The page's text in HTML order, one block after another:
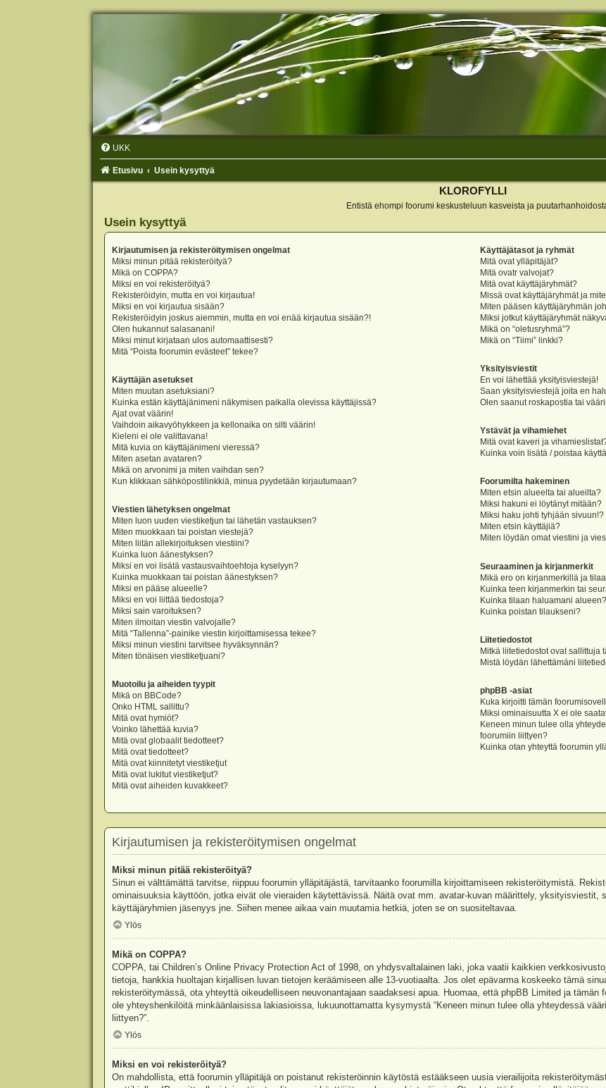
UKK
Etusivu Usein kysyttyä
KLOROFYLLI
Entistä ehompi foorumi keskusteluun kasveista ja
Usein kysyttyä
Kirjautumisen ja rekisteröitymisen ongelmat
Miksi minun pitää rekisteröityä?
Mikä on COPPA?
Miksi en voi rekisteröityä?
Rekisteröidyin, mutta en voi kirjautua!
Miksi en voi kirjautua sisään?
Rekisteröidyin joskus aiemmin, mutta en voi enää kirjautua sisään?!
Olen hukannut salasanani!
Miksi minut kirjataan ulos automaattisesti?
Mitä “Poista foorumin evästeet” tekee?
Käyttäjän asetukset
Miten muutan asetuksiani?
Kuinka estän käyttäjänimeni näkymisen paikalla olevissa käyttäjissä?
Ajat ovat väärin!
Vaihdoin aikavyöhykkeen ja kellonaika on silti väärin!
Kieleni ei ole valittavana!
Mitä kuvia on käyttäjänimeni vieressä?
Miten asetan avataren?
Mikä on arvonimi ja miten vaihdan sen?
Kun klikkaan sähköpostilinkkiä, minua pyydetään kirjautumaan?
Viestien lähetyksen ongelmat
Miten luon uuden viestiketjun tai lähetän vastauksen?
Miten muokkaan tai poistan viestejä?
Miten liitän allekirjoituksen viestiini?
Kuinka luon äänestyksen?
Miksi en voi lisätä vastausvaihtoehtoja kyselyyn?
Kuinka muokkaan tai poistan äänestyksen?
Miksi en pääse alueelle?
Miksi en voi liittää tiedostoja?
Miksi sain varoituksen?
Miten ilmoitan viestin valvojalle?
Mitä “Tallenna”-painike viestin kirjoittamisessa tekee?
Miksi minun viestini tarvitsee hyväksynnän?
Miten tönäisen viestiketjuani?
Muotoilu ja aiheiden tyypit
Mikä on BBCode?
Onko HTML sallittu?
Mitä ovat hymiöt?
Voinko lähettää kuvia?
Mitä ovat globaalit tiedotteet?
Mitä ovat tiedotteet?
Mitä ovat kiinnitetyt viestiketjut
Mitä ovat lukitut viestiketjut?
Mitä ovat aiheiden kuvakkeet?
Käyttäjätasot ja ryhmät
Mitä ovat ylläpitäjät?
Mitä ovatr valvojat?
Mitä ovat käyttäjäryhmät?
Missä ovat käyttäjäryhmät ja
Miten pääsen käyttäjäryhmän
Miksi jotkut käyttäjäryhmät
Mikä on “oletusryhmä”?
Mikä on “Tiimi” linkki?
Yksityisviestit
En voi lähettää yksityisviestejä!
Saan yksityisviestejä joita en
Olen saanut roskapostia tai
Ystävät ja vihamiehet
Mitä ovat kaveri ja
Kuinka voin lisätä / poistaa
Foorumilta hakeminen
Miten etsin alueelta tai alueilta?
Miksi hakuni ei löytänyt mitään?
Miksi haku johti tyhjään sivuun!?
Miten etsin käyttäjiä?
Miten löydän omat viestini ja
Seuraaminen ja kirjanmerkit
Mikä ero on kirjanmerkillä ja
Kuinka teen kirjanmerkin tai
Kuinka tilaan haluamani alueen?
Kuinka poistan tilaukseni?
Liitetiedostot
Mitkä liitetiedostot ovat sallittuja
Mistä löydän lähettämäni
phpBB -asiat
Kuka kirjoitti tämän
Miksi ominaisuutta X ei ole
Keneen minun tulee olla
foorumiin liittyen?
Kuinka otan yhteyttä foorumin
Kirjautumisen ja rekisteröitymisen ongelmat
Miksi minun pitää rekisteröityä?
Sinun ei välttämättä tarvitse, riippuu foorumin ylläpitäjästä, tarvitaanko foorumilla kirjoittamiseen rekisteröitymistä.
ominaisuuksia käyttöön, jotka eivät ole vieraiden käytettävissä. Näitä ovat mm. avatar-kuvan määrittely, yksityisviestit,
käyttäjäryhmien jäsenyys jne. Siihen menee aikaa vain muutamia hetkiä, joten se on suositeltavaa.
Ylös
Mikä on COPPA?
COPPA, tai Children’s Online Privacy Protection Act of 1998, on yhdysvaltalainen laki, joka vaatii kaikkien
tietoja, hankkia huoltajan kirjallisen luvan tietojen keräämiseen alle 13-vuotiaalta. Jos olet epävarma koskeeko tämä
rekisteröitymässä, ota yhteyttä oikeudelliseen neuvonantajaan saadaksesi apua. Huomaa, että phpBB Limited ja
ole yhteyshenkilöitä minkäänlaisissa lakiasioissa, lukuunottamatta kysymystä “Keneen minun tulee olla yhteydessä
liittyen?”.
Ylös
Miksi en voi rekisteröityä?
On mahdollista, että foorumin ylläpitäjä on poistanut rekisteröinnin käytöstä estääkseen uusia vierailijoita